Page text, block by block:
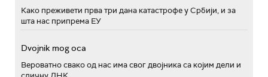
Како преживети прва три дана катастрофе у Србији, и за
шта нас припрема ЕУ
Dvojnik mog oca
Вероватно свако од нас има свог двојника са којим дели и